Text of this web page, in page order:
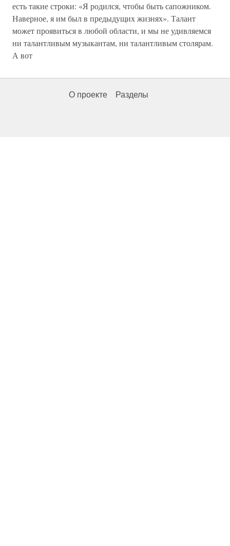
есть такие строки: «Я родился, чтобы быть сапожником.
Наверное, я им был в предыдущих жизнях». Талант
может проявиться в любой области, и мы не удивляемся
ни талантливым музыкантам, ни талантливым столярам.
А вот
О проекте Разделы